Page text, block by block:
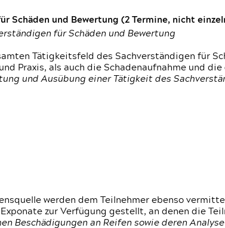
Schäden und Bewertung (2 Termine, nicht
für Schäden und Bewertung
Tätigkeitsfeld des Sachverständigen für
Praxis, als auch die Schadenaufnahme und
und Ausübung einer Tätigkeit des
werden dem Teilnehmer ebenso
zur Verfügung gestellt, an denen die
Beschädigungen an Reifen sowie deren